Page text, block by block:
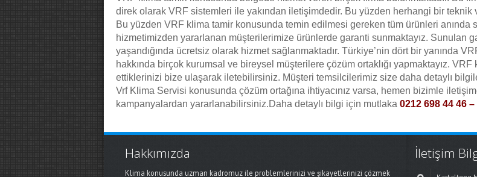
direk olarak VRF sistemleri ile yakından iletişimdedir. Bu yüzden herhangi bir teknik
Bu yüzden VRF klima tamir konusunda temin edilmesi gereken tüm ürünleri
hizmetimizden yararlanan müşterilerimize ürünlerde garanti sunmaktayız. Sunulan
yaşandığında ücretsiz olarak hizmet sağlanmaktadır. Türkiye’nin dört bir yanında
hakkında birçok kurumsal ve bireysel müşterilere çözüm ortaklığı yapmaktayız.
ettiklerinizi bize ulaşarak iletebilirsiniz. Müşteri temsilcilerimiz size daha detaylı
Vrf Klima Servisi konusunda çözüm ortağına ihtiyacınız varsa, hemen bizimle
kampanyalardan yararlanabilirsiniz.Daha detaylı bilgi için mutlaka 0212 698 44 46
Hakkımızda
Klima konusunda uzman kadromuz ile problemlerinizi ve şikayetlerinizi çözmek
İletişim